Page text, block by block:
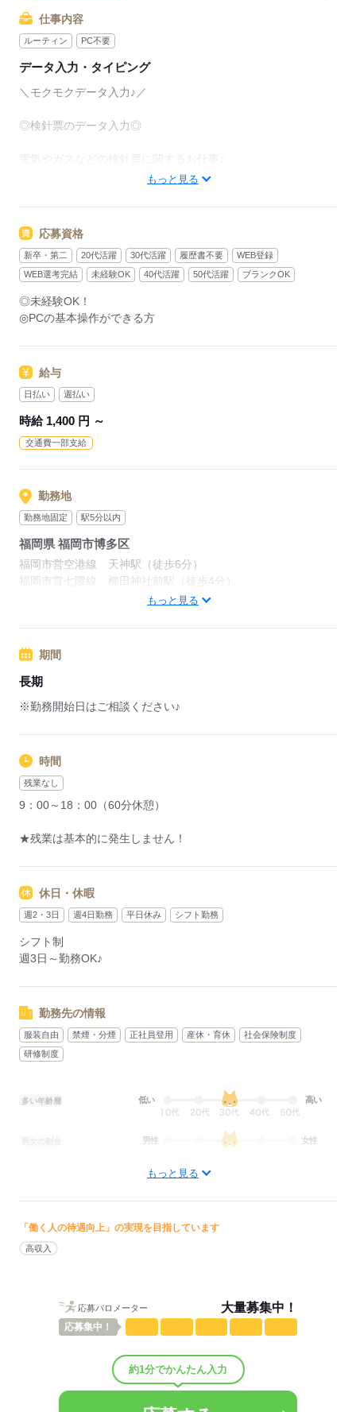
仕事内容
ルーティン PC不要
データ入力・タイピング
＼モクモクデータ入力♪／
◎検針票のデータ入力◎
複雑なお仕事ではありません！
＜具体的には…＞
・数字や金額のデータ入力
・内容に誤りがないか確認 など
モクモクと行えるお仕事です！
内容確認しながら行っていきます。
もっと見る
応募資格
新卒・第二 20代活躍 30代活躍 履歴書不要
WEB登録
WEB選考完結
未経験OK 40代活躍 50代活躍 ブランクOK
◎未経験OK！
◎PCの基本操作ができる方
給与
日払い 週払い
時給 1,400 円 ～
交通費一部支給
勤務地
勤務地固定 駅5分以内
福岡県 福岡市博多区
福岡市営空港線 天神駅（徒歩6分）
福岡市営七隈線 櫛田神社前駅（徒歩4分）
福岡市営七隈線 渡辺通駅もっと見る
期間
長期
※勤務開始日はご相談ください♪
時間
残業なし
9：00～18：00（60分休憩）
★残業は基本的に発生しません！
休日・休暇
週2・3日 週4日勤務 平日休み シフト勤務
シフト制
週3日～勤務OK♪
勤務先の情報
服装自由 禁煙・分煙 正社員登用 産休・育休
社会保険制度
研修制度
多い年齢層 低い 高い
男性 女性
しずか
平均年齢35歳
概要：
業界サービス関連
応募する
もっと見る
「働く人の待遇向上」の実現を目指しています
高収入
応募バロメーター 大量募集中！
応募集中！
約1分でかんたん入力